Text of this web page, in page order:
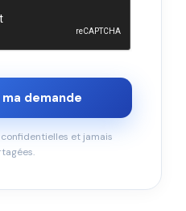
demande
et jamais